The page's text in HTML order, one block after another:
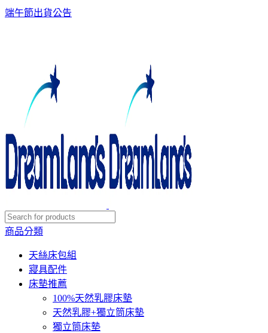
端午節出貨公告
商品分類
天絲床包組
寢具配件
床墊推薦
100%天然乳膠床墊
天然乳膠+獨立筒床墊
獨立筒床墊